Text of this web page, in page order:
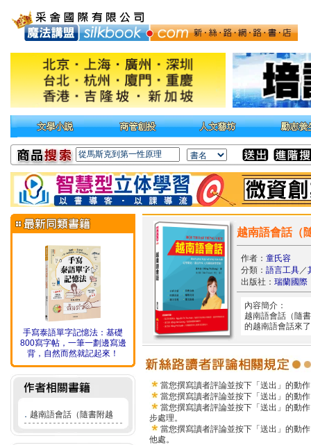
手寫泰語單字記憶法：基礎
800寫字帖，一筆一劃邊寫邊
背，自然而然就記起來！
． 越南語會話（隨書附越
越南語會話（
作者： 童氏容
分類： 語言工具／
出版社： 瑞蘭國際
內容簡介：
越南語會話（隨
的越南語會話來
當您撰寫讀者評論並按下「送出」的動
當您撰寫讀者評論並按下「送出」的動
當您撰寫讀者評論並按下「送出」的動
步處理。
當您撰寫讀者評論並按下「送出」的動
他處。